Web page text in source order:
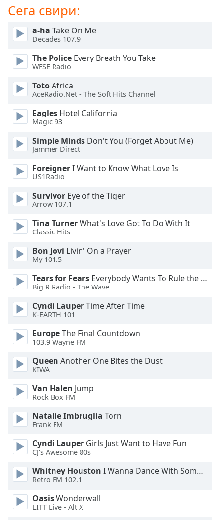
Opacity
Caption
Area
Background
Color
Opacity
Font
Edge
Style
Font
Family
Reset
Done
Modal
Dialog
dialog
window.
Сега свири:
a-ha Take On Me
Decades 107.9
The Police Every Breath You Take
WFSE Radio
TotoAfrica
AceRadio.Net - The Soft Hits Channel
Eagles Hotel California
Magic 93
Simple Minds Don't You (Forget About Me)
Jammer Direct
ForeignerI Want to Know What Love Is
US1Radio
Survivor Eye of the Tiger
Arrow 107.1
Tina TurnerWhat's Love Got To Do With It
Classic Hits
Bon Jovi Livin' On a Prayer
My 101.5
Tears for Fears Everybody Wants To Rule the World
Big R Radio - The Wave
Cyndi LauperTime After Time
K-EARTH 101
EuropeThe Final Countdown
103.9 Wayne FM
Queen Another One Bites the Dust
KIWA
Van Halen Jump
Rock Box FM
Natalie Imbruglia Torn
Frank FM
Cyndi Lauper Girls Just Want to Have Fun
CJ's Awesome 80s
Whitney Houston I Wanna Dance With Somebody
Retro FM 102.1
OasisWonderwall
LITT Live - Alt X